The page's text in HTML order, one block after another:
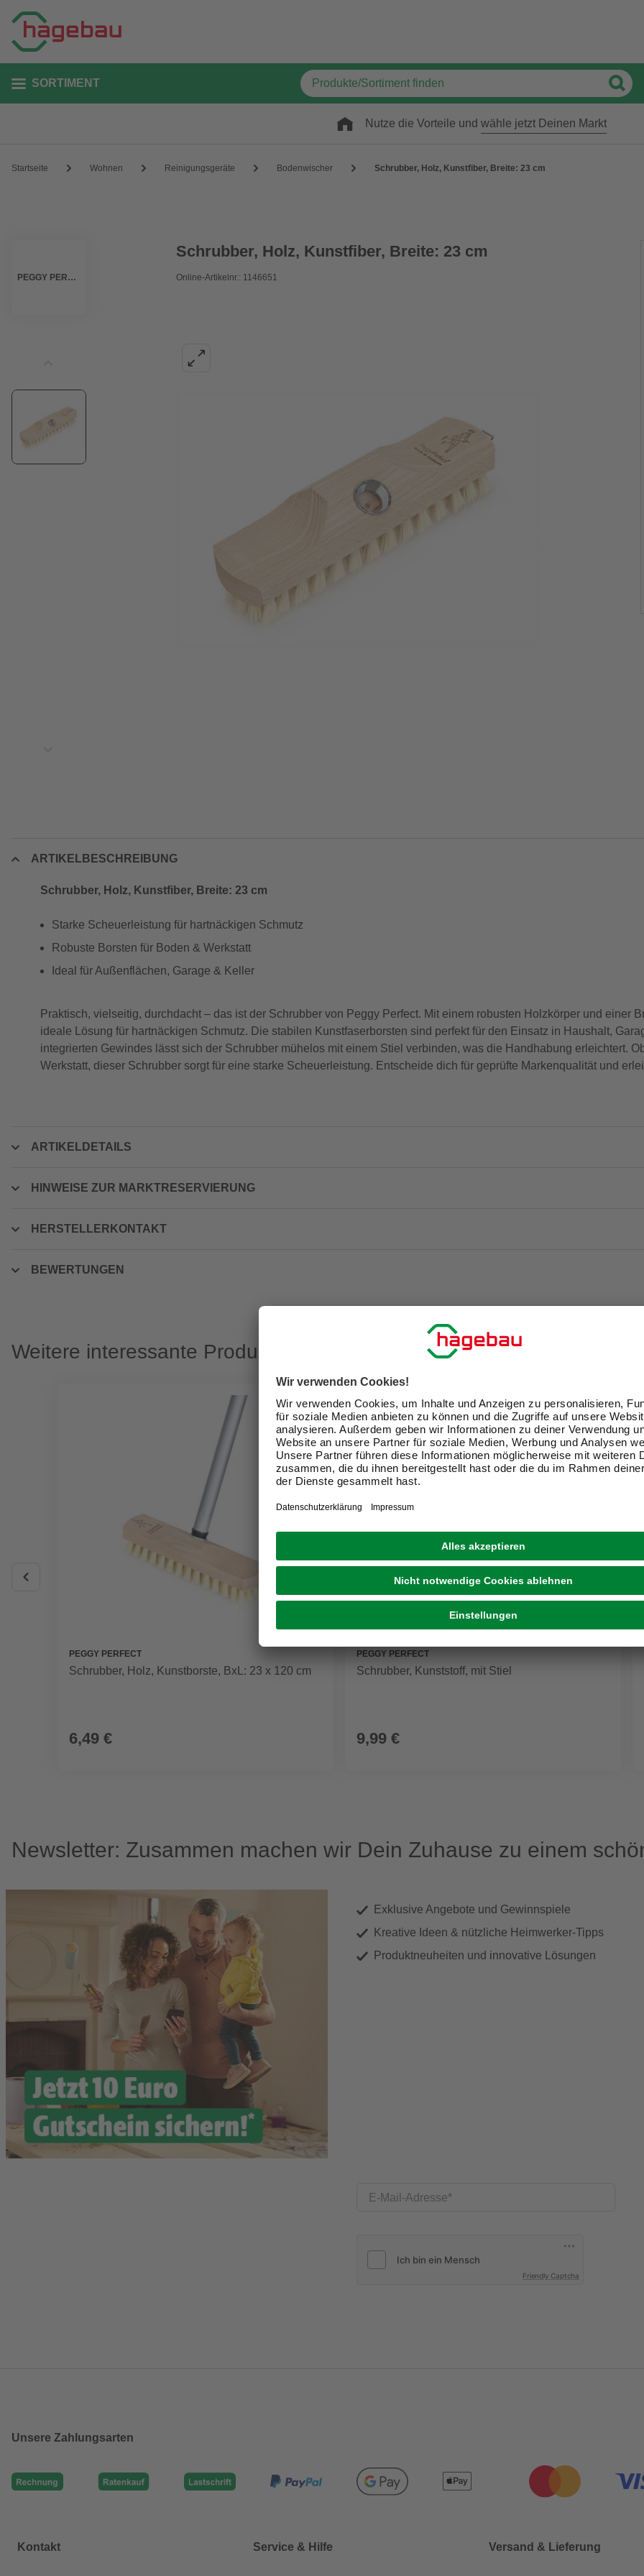
SORTIMENT
Nutze die Vorteile und wähle jetzt Deinen Markt
Startseite Wohnen Reinigungsgeräte Bodenwischer Schrubber, Holz, Kunstfiber, Breite: 23 cm
PEGGY PERFECT
Schrubber, Holz, Kunstfiber, Breite: 23 cm
Online-Artikelnr.: 1146651
ARTIKELBESCHREIBUNG
Schrubber, Holz, Kunstfiber, Breite: 23 cm
Starke Scheuerleistung für hartnäckigen Schmutz
Robuste Borsten für Boden & Werkstatt
Ideal für Außenflächen, Garage & Keller
Praktisch, vielseitig, durchdacht – das ist der Schrubber von Peggy Perfect. Mit einem robusten Holzkörper und einer
ideale Lösung für hartnäckigen Schmutz. Die stabilen Kunstfaserborsten sind perfekt für den Einsatz in Haushalt,
integrierten Gewindes lässt sich der Schrubber mühelos mit einem Stiel verbinden, was die Handhabung erleichtert.
Werkstatt, dieser Schrubber sorgt für eine starke Scheuerleistung. Entscheide dich für geprüfte Markenqualität und
ARTIKELDETAILS
HINWEISE ZUR MARKTRESERVIERUNG
HERSTELLERKONTAKT
BEWERTUNGEN
Weitere interessante Produkte
PEGGY PERFECT
Schrubber, Holz, Kunstborste, BxL: 23 x 120 cm
6,49 €
PEGGY PERFECT
Schrubber, Kunststoff, mit Stiel
9,99 €
Newsletter: Zusammen machen wir Dein Zuhause zu einem
Exklusive Angebote und Gewinnspiele
Kreative Ideen & nützliche Heimwerker-Tipps
Produktneuheiten und innovative Lösungen
E-Mail-Adresse
Friendly Captcha
Unsere Zahlungsarten
Kontakt Service & Hilfe Versand & Lieferung